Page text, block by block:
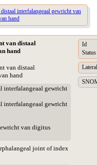
interfalangeaal gewricht van
hand
van distaal
hand
van distaal
hand
interfalangeaal gewricht
interfalangeaal gewricht
van digitus
joint of index
Id
Status